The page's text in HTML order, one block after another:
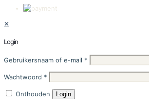
✕
Login
Gebruikersnaam of e-mail *
Wachtwoord *
Onthouden Login